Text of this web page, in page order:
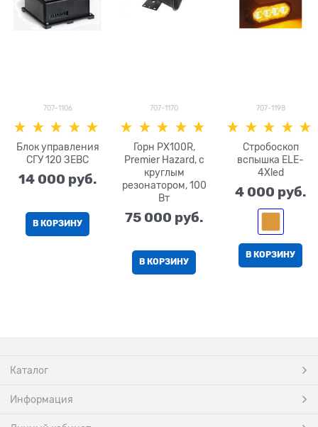
707-1106
Блок управления
СГУ 120 ЗЕВС
14 000 руб.
В КОРЗИНУ
707-1170
Горн PX100R,
Premier Hazard, с
круглым
резонатором, 100
Вт
75 000 руб.
В КОРЗИНУ
707-1198
Стробоскоп
вспышка ELE-
4Хled
4 000 руб.
В КОРЗИНУ
Каталог
Информация